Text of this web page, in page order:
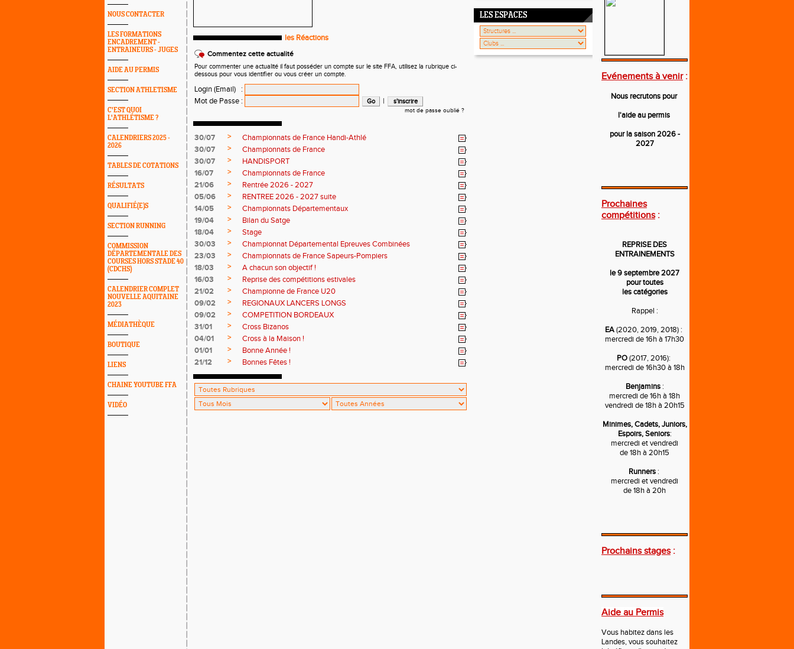
NOUS CONTACTER
LES FORMATIONS
ENCADREMENT -
ENTRAINEURS - JUGES
AIDE AU PERMIS
SECTION ATHLETISME
C'EST QUOI
L'ATHLÉTISME ?
CALENDRIERS 2025 -
2026
TABLES DE COTATIONS
RÉSULTATS
QUALIFIÉ(E)S
SECTION RUNNING
COMMISSION
DÉPARTEMENTALE DES
COURSES HORS STADE 40
(CDCHS)
CALENDRIER COMPLET
NOUVELLE AQUITAINE
2023
MÉDIATHÈQUE
BOUTIQUE
LIENS
CHAINE YOUTUBE FFA
VIDÉO
les Réactions
Commentez cette actualité
Pour commenter une actualité il faut posséder un compte sur le site FFA, utilisez la rubrique ci-
dessous pour vous identifier ou vous créer un compte.
Login (Email)
:
Mot de Passe : |
mot de passe oublié ?
30/07 >
Championnats de France Handi-Athlé
30/07
>
Championnats de France
30/07
>
HANDISPORT
16/07
>
Championnats de France
21/06
>
Rentrée 2026 - 2027
05/06
>
RENTREE 2026 - 2027 suite
14/05
>
Championnats Départementaux
19/04
>
Bilan du Satge
18/04
>
Stage
30/03
>
Championnat Départemental Epreuves Combinées
23/03
>
Championnats de France Sapeurs-Pompiers
18/03
>
A chacun son objectif !
16/03
>
Reprise des compétitions estivales
21/02
>
Championne de France U20
09/02
>
REGIONAUX LANCERS LONGS
09/02
>
COMPETITION BORDEAUX
31/01
>
Cross Bizanos
04/01
>
Cross à la Maison !
01/01
>
Bonne Année !
21/12
> Bonnes Fêtes !
LES ESPACES
Evénements à venir:
Nous recrutons pour
l'aide au permis
pour la saison 2026 -
2027
Prochaines
compétitions:
REPRISE DES
ENTRAINEMENTS
le 9 septembre 2027
pour toutes
les catégories
Rappel :
EA(2020, 2019, 2018) :
mercredi de 16h à 17h30
PO(2017, 2016):
mercredi de 16h30 à 18h
Benjamins:
mercredi de 16h à 18h
vendredi de 18h à 20h15
Minimes, Cadets, Juniors,
Espoirs, Seniors:
mercredi et vendredi
de 18h à 20h15
Runners:
mercredi et vendredi
de 18h à 20h
Prochains stages:
---
Aide au Permis
Vous habitez dans les
Landes, vous souhaitez